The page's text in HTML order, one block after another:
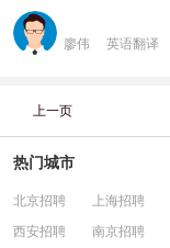
廖伟 英语翻译
上一页
热门城市
北京招聘 上海招聘
西安招聘
南京招聘